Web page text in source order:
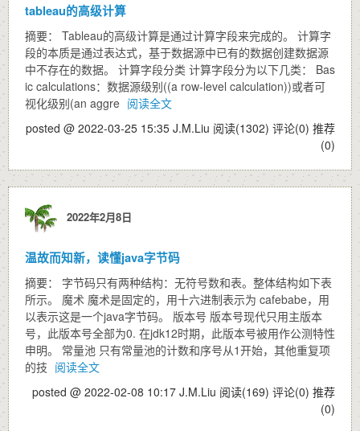
tableau的高级计算
摘要： Tableau的高级计算是通过计算字段来完成的。 计算字
段的本质是通过表达式，基于数据源中已有的数据创建数据源
中不存在的数据。 计算字段分类 计算字段分为以下几类： Bas
ic calculations：数据源级别((a row-level calculation))或者可
视化级别(an aggre 阅读全文
posted @ 2022-03-25 15:35 J.M.Liu 阅读(1302) 评论(0) 推荐
(0)
2022年2月8日
温故而知新，读懂java字节码
摘要： 字节码只有两种结构：无符号数和表。整体结构如下表
所示。 魔术 魔术是固定的，用十六进制表示为 cafebabe，用
以表示这是一个java字节码。 版本号 版本号现代只用主版本
号，此版本号全部为0. 在jdk12时期，此版本号被用作公测特性
申明。 常量池 只有常量池的计数和序号从1开始，其他重复项
的技 阅读全文
posted @ 2022-02-08 10:17 J.M.Liu 阅读(169) 评论(0) 推荐
(0)